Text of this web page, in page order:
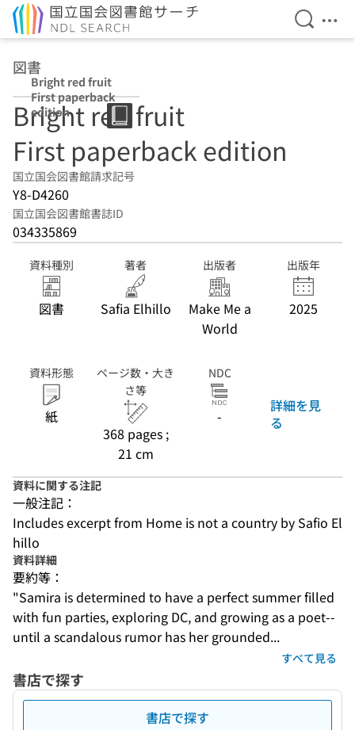
検索を
メ
図書
Bright red fruit
First paperback
edition
Bright red fruit
First paperback edition
国立国会図書館請求記号
Y8-D4260
国立国会図書館書誌ID
034335869
資料種別
図書
著者
Safia Elhillo
出版者
Make Me a
World
出版年
2025
資料形態
紙
ページ数・大き
さ等
368 pages ;
21 cm
NDC
-
詳細を見
る
資料に関する注記
一般注記：
Includes excerpt from Home is not a country by Safio El
hillo
資料詳細
要約等：
"Samira is determined to have a perfect summer filled
with fun parties, exploring DC, and growing as a poet--
until a scandalous rumor has her grounded...
すべて見る
書店で探す
書店で探す